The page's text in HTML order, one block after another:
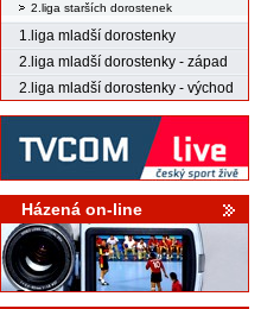
2.liga starších dorostenek
1.liga mladší dorostenky
2.liga mladší dorostenky - západ
2.liga mladší dorostenky - východ
Házená on-line